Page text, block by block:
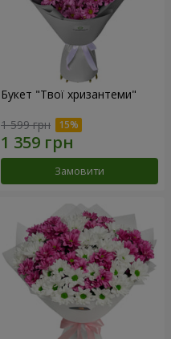
Букет "Твої хризантеми"
1 599 грн
Замовити